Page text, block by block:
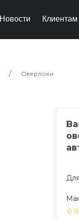
Новости Клиентам
Оверлоки